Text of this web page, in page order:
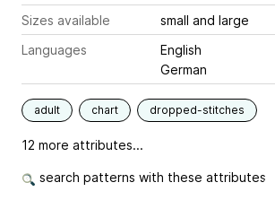
Sizes available
small and large
Languages
English
German
adult chart dropped-stitches
12 more attributes...
search patterns with these attributes